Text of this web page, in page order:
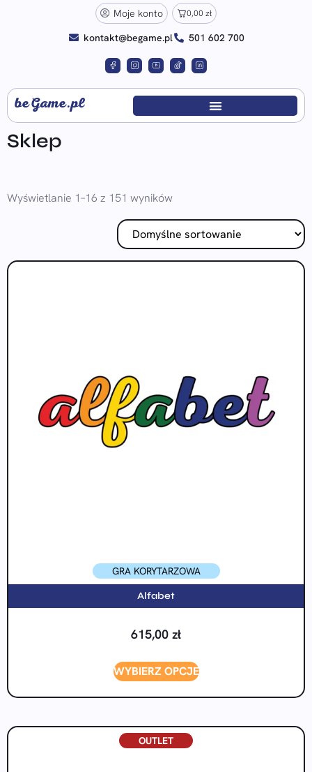
Moje konto 0,00 zł
kontakt@begame.pl 501 602 700
beGame.pl
Sklep
Wyświetlanie 1–16 z 151 wyników
GRA KORYTARZOWA
Alfabet
615,00 zł
WYBIERZ OPCJE
OUTLET